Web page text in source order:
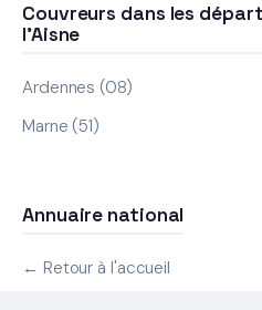
Couvreurs dans les
l'Aisne
Ardennes (08)
Marne (51)
Annuaire national
← Retour à l'accueil